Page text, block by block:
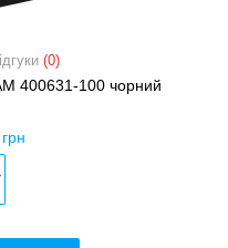
(0)
400631-100 чорний
грн